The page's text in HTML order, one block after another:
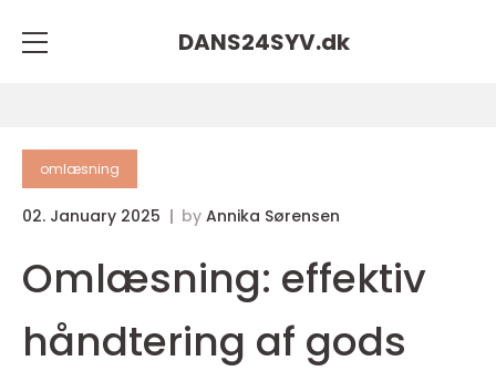
DANS24SYV.dk
omlæsning
02. January 2025 by Annika Sørensen
Omlæsning: effektiv
håndtering af gods